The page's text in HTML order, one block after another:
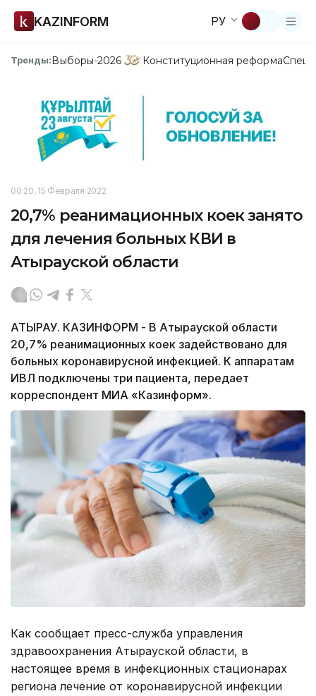
KAZINFORM РУ
Тренды:Выборы-2026 Конституционная реформа
00:20, 15 Февраля 2022
20,7% реанимационных коек занято
для лечения больных КВИ в
Атырауской области
АТЫРАУ. КАЗИНФОРМ - В Атырауской области
20,7% реанимационных коек задействовано для
больных коронавирусной инфекцией. К аппаратам
ИВЛ подключены три пациента, передает
корреспондент МИА «Казинформ».
Как сообщает пресс-служба управления
здравоохранения Атырауской области, в
настоящее время в инфекционных стационарах
региона лечение от коронавирусной инфекции